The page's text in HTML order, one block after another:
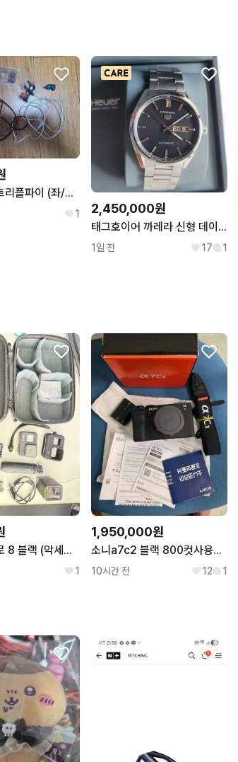
얼티밋이어 트리플파이 (좌/우/예비 R유닛 + 커스텀/기본 케이블)
1 2,450,000원
태그호이어 까레라 신형 데이데이트 41mm 블랙 로즈골드
1일 전 17 1
고프로 히어로 8 블랙 (악세사리 포함)
1
1,950,000원
소니a7c2 블랙 800컷사용한 신동급 판매합니다
10시간 전 12 1